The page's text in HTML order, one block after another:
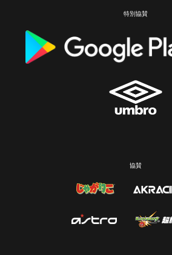
特別協賛
協賛